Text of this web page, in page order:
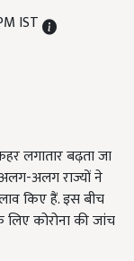
IST
लगातार बढ़ता जा
अलग राज्यों ने
किए हैं. इस बीच
लिए कोरोना की जांच